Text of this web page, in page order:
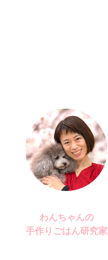
わんちゃんの
手作りごはん研究家